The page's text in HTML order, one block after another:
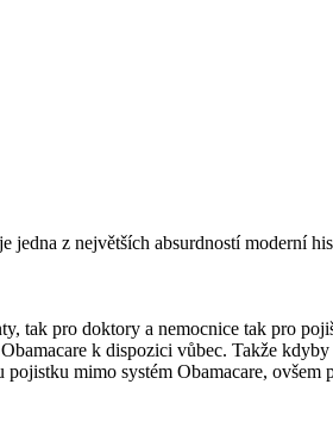
jedna z největších absurdností moderní
tak pro doktory a nemocnice tak pro
k dispozici vůbec. Takže
mimo systém Obamacare, ovšem